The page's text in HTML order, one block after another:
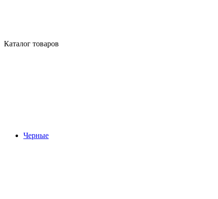
Каталог товаров
Черные